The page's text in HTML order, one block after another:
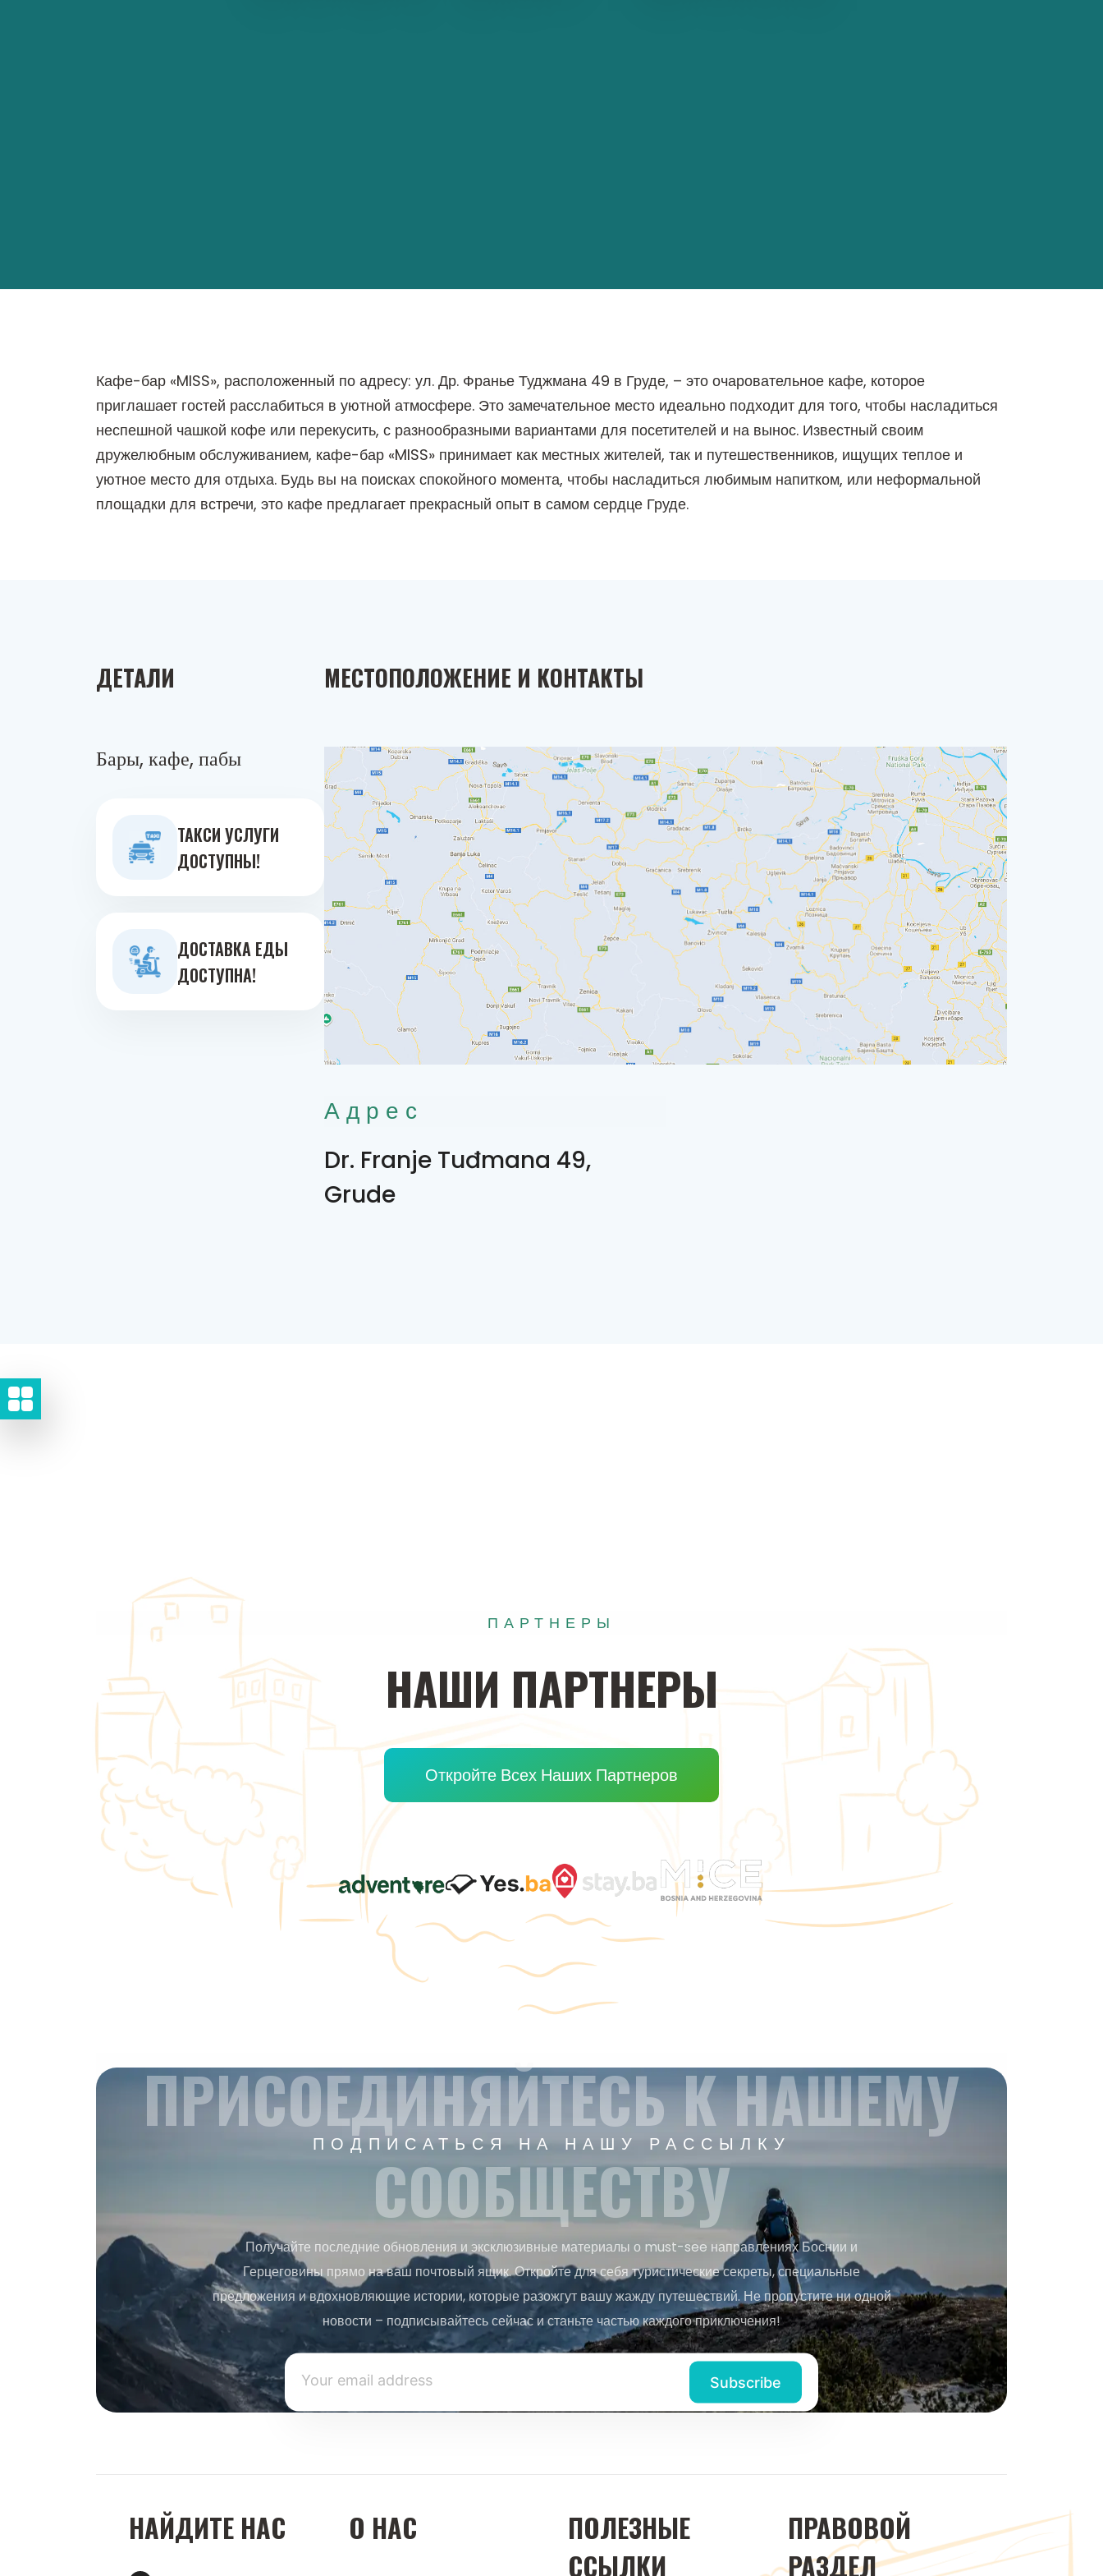
Кафе-бар «MISS», расположенный по адресу: ул. Др. Франье Туджмана 49 в Груде, – это очаровательное кафе, которое
приглашает гостей расслабиться в уютной атмосфере. Это замечательное место идеально подходит для того, чтобы насладиться
неспешной чашкой кофе или перекусить, с разнообразными вариантами для посетителей и на вынос. Известный своим
дружелюбным обслуживанием, кафе-бар «MISS» принимает как местных жителей, так и путешественников, ищущих теплое и
уютное место для отдыха. Будь вы на поисках спокойного момента, чтобы насладиться любимым напитком, или неформальной
площадки для встречи, это кафе предлагает прекрасный опыт в самом сердце Груде.
ДЕТАЛИ
Бары, кафе, пабы
ТАКСИ УСЛУГИ
ДОСТУПНЫ!
ДОСТАВКА ЕДЫ
ДОСТУПНА!
МЕСТОПОЛОЖЕНИЕ И КОНТАКТЫ
Адрес
Dr. Franje Tuđmana 49,
Grude
ПАРТНЕРЫ
НАШИ ПАРТНЕРЫ
Откройте Всех Наших Партнеров
ПОДПИСАТЬСЯ НА НАШУ РАССЫЛКУ
ПРИСОЕДИНЯЙТЕСЬ К НАШЕМУ
СООБЩЕСТВУ
Получайте последние обновления и эксклюзивные материалы о must-see направлениях Боснии и
Герцеговины прямо на ваш почтовый ящик. Откройте для себя туристические секреты, специальные
предложения и вдохновляющие истории, которые разожгут вашу жажду путешествий. Не пропустите ни одной
новости – подписывайтесь сейчас и станьте частью каждого приключения!
НАЙДИТЕ НАС О НАС
ПОЛЕЗНЫЕ
ССЫЛКИ
ПРАВОВОЙ
РАЗДЕЛ